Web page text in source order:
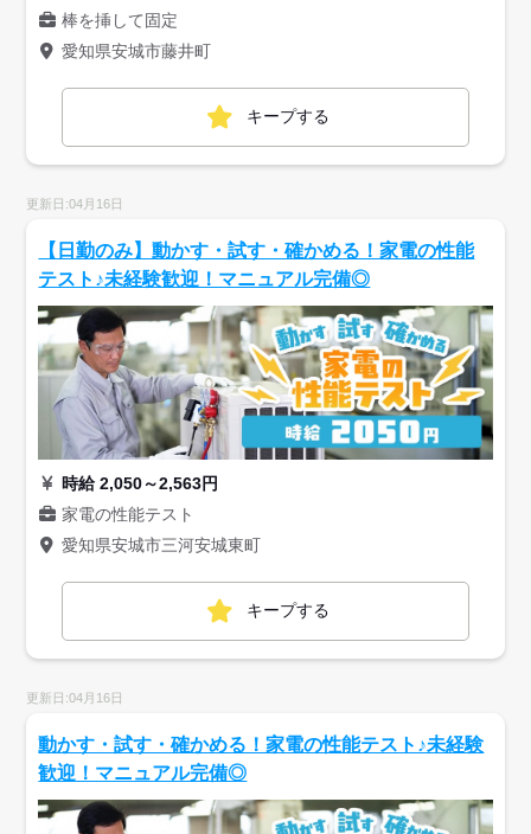
棒を挿して固定
愛知県安城市藤井町
キープする
更新日:04月16日
【日勤のみ】動かす・試す・確かめる！家電の性能
テスト♪未経験歓迎！マニュアル完備◎
時給 2,050～2,563円
家電の性能テスト
愛知県安城市三河安城東町
キープする
更新日:04月16日
動かす・試す・確かめる！家電の性能テスト♪未経験
歓迎！マニュアル完備◎